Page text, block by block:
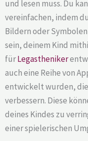
und lesen muss. Du
vereinfachen, indem
Bildern oder
sein, deinem Kind
fürLegastheniker
auch eine Reihe von
entwickelt wurden, die
verbessern. Diese
deines Kindes zu
einer spielerischen